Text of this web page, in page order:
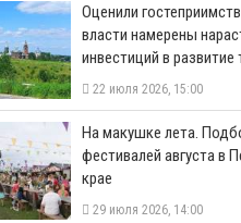
Оценили
власти намерены
инвестиций в развитие
22 июля 2026, 15:00
На макушке лета.
фестивалей августа в
крае
29 июля 2026, 14:00